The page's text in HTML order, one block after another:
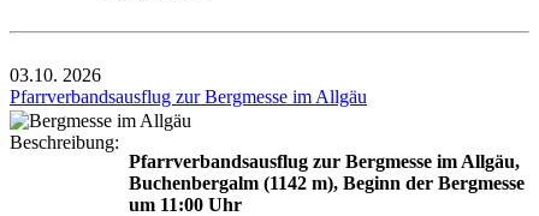
03.10. 2026
Pfarrverbandsausflug zur Bergmesse im Allgäu
Beschreibung:
Pfarrverbandsausflug zur Bergmesse im Allgäu,
Buchenbergalm (1142 m), Beginn der Bergmesse
um 11:00 Uhr